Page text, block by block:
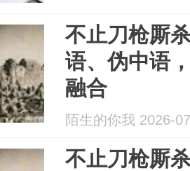
不止刀枪厮
语、伪中语
融合
陌生的你我 2026-
不止刀枪厮